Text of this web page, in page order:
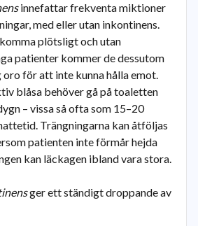
innefattar frekventa miktioner
med eller utan inkontinens.
plötsligt och utan
patienter kommer de dessutom
för att inte kunna hålla emot.
blåsa behöver gå på toaletten
– vissa så ofta som 15–20
Trängningarna kan åtföljas
patienten inte förmår hejda
kan läckagen ibland vara stora.
ger ett ständigt droppande av